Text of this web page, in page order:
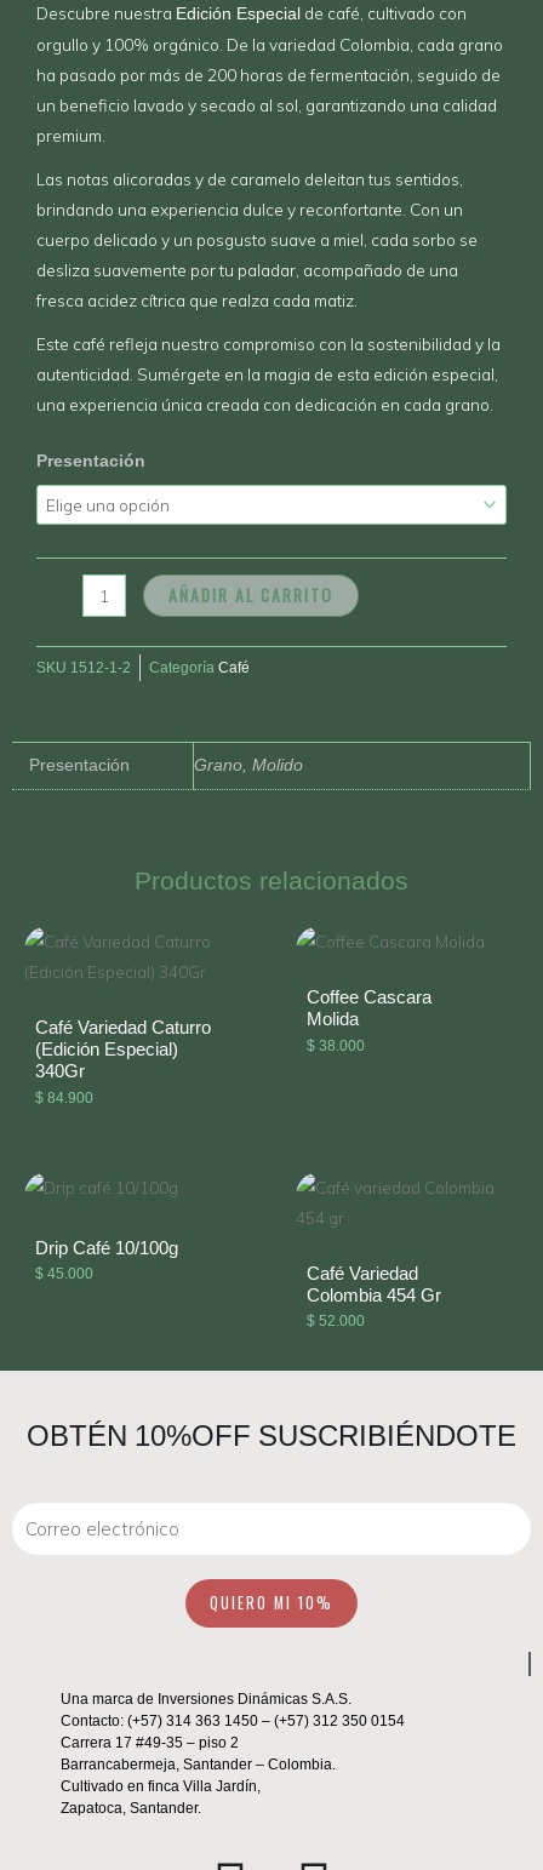
Descubre nuestra Edición Especial de café, cultivado con
orgullo y 100% orgánico. De la variedad Colombia, cada grano
ha pasado por más de 200 horas de fermentación, seguido de
un beneficio lavado y secado al sol, garantizando una calidad
premium.
Las notas alicoradas y de caramelo deleitan tus sentidos,
brindando una experiencia dulce y reconfortante. Con un
cuerpo delicado y un posgusto suave a miel, cada sorbo se
desliza suavemente por tu paladar, acompañado de una
fresca acidez cítrica que realza cada matiz.
Este café refleja nuestro compromiso con la sostenibilidad y la
autenticidad. Sumérgete en la magia de esta edición especial,
una experiencia única creada con dedicación en cada grano.
Presentación
Café
Variedad
Colombia
Especial)
AÑADIR AL CARRITO
SKU 1512-1-2 Categoría Café
Presentación Grano, Molido
Productos relacionados
Café Variedad Caturro
(Edición Especial)
340Gr
$ 84.900
Coffee Cascara
Molida
$ 38.000
Drip Café 10/100g
$ 45.000
Café Variedad
Colombia 454 Gr
$ 52.000
OBTÉN 10%OFF SUSCRIBIÉNDOTE
QUIERO MI 10%
Una marca de Inversiones Dinámicas S.A.S.
Contacto: (+57) 314 363 1450 – (+57) 312 350 0154
Carrera 17 #49-35 – piso 2
Barrancabermeja, Santander – Colombia.
Cultivado en finca Villa Jardín,
Zapatoca, Santander.